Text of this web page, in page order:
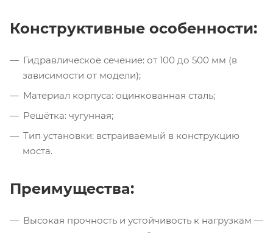
Конструктивные особенности:
Гидравлическое сечение: от 100 до 500 мм (в
зависимости от модели);
Материал корпуса: оцинкованная сталь;
Решётка: чугунная;
Тип установки: встраиваемый в конструкцию
моста.
Преимущества:
Высокая прочность и устойчивость к нагрузкам —